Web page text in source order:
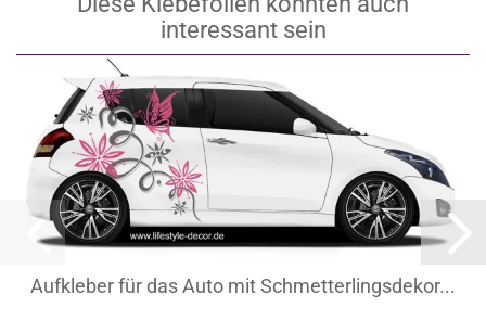
interessant sein
Aufkleber für das Auto mit Schmetterlingsdekor...